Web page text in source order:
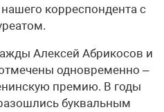
корреспондента с
Алексей Абрикосов и
одновременно –
премию. В годы
буквальным